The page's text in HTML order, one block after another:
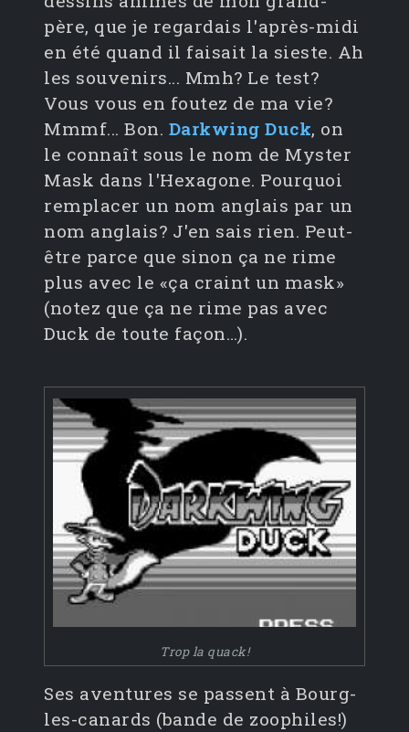
père, que je regardais l'après-midi
en été quand il faisait la sieste. Ah
les souvenirs... Mmh? Le test?
Vous vous en foutez de ma vie?
Mmmf... Bon. Darkwing Duck, on
le connaît sous le nom de Myster
Mask dans l'Hexagone. Pourquoi
remplacer un nom anglais par un
nom anglais? J'en sais rien. Peut-
être parce que sinon ça ne rime
plus avec le «ça craint un mask»
(notez que ça ne rime pas avec
Duck de toute façon…).
Trop la quack!
Ses aventures se passent à Bourg-
les-canards (bande de zoophiles!)